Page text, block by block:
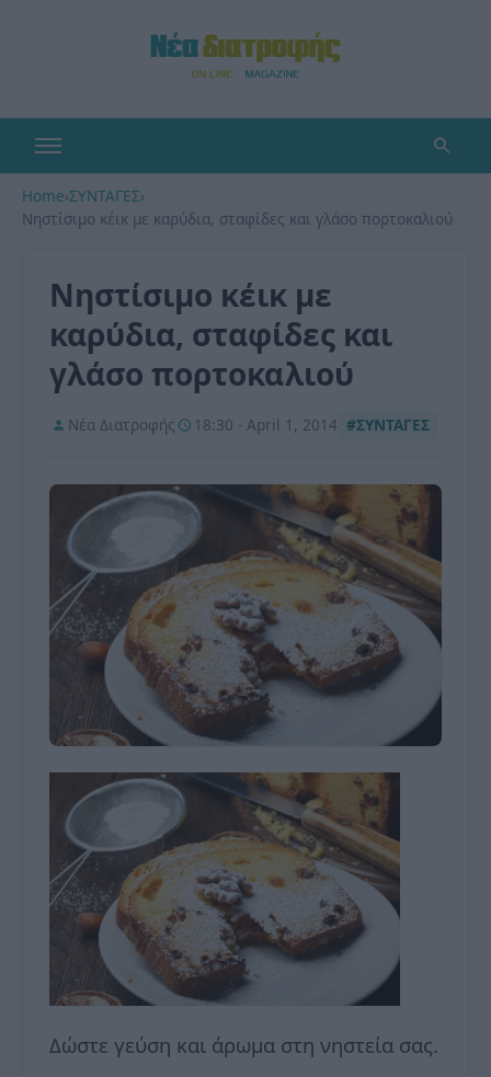
Home›ΣΥΝΤΑΓΕΣ›
Νηστίσιμο κέικ με καρύδια, σταφίδες και γλάσο πορτοκαλιού
Νηστίσιμο κέικ με
καρύδια, σταφίδες και
γλάσο πορτοκαλιού
Νέα Διατροφής 18:30 - April 1, 2014 #ΣΥΝΤΑΓΕΣ
Δώστε γεύση και άρωμα στη νηστεία σας.